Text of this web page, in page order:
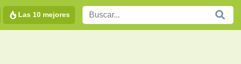
Las 10 mejores